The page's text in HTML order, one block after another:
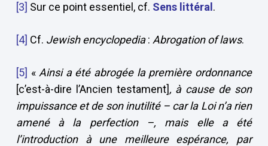
[3] Sur ce point essentiel, cf. Sens littéral .
[4] Cf. Jewish encyclopedia: Abrogation of laws.
[5] « Ainsi a été abrogée la première ordonnance
[c’est-à-dire l’Ancien testament], à cause de son
impuissance et de son inutilité – car la Loi n’a rien
amené à la perfection –, mais elle a été
l’introduction à une meilleure espérance, par